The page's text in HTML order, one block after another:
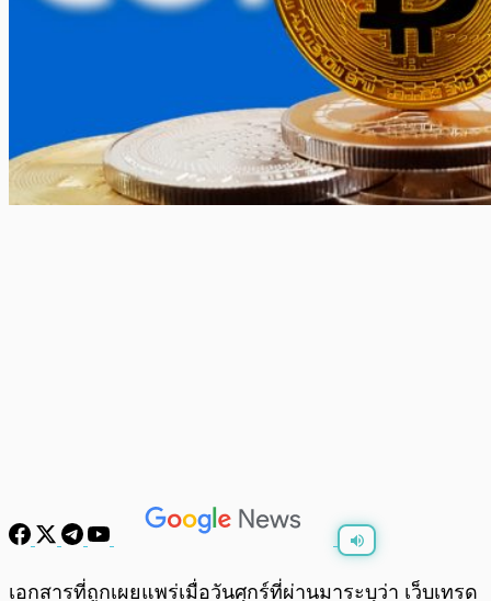
พร้อมเล่น 0:00 /0:00
เอกสารที่ถูกเผยแพร่เมื่อวันศุกร์ที่ผ่านมาระบุว่า เว็บเทรด